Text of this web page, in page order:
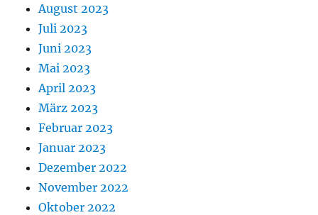
August 2023
Juli 2023
Juni 2023
Mai 2023
April 2023
März 2023
Februar 2023
Januar 2023
Dezember 2022
November 2022
Oktober 2022